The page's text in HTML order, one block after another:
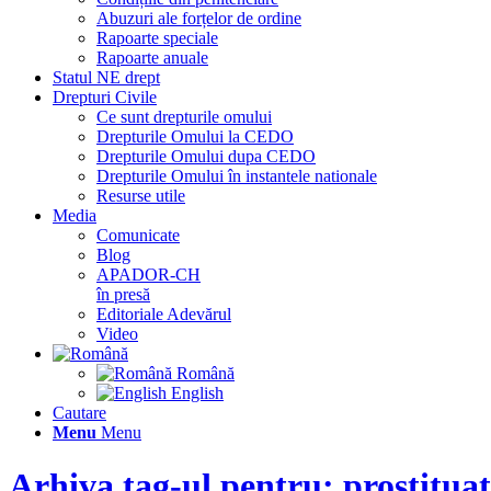
Abuzuri ale forțelor de ordine
Rapoarte speciale
Rapoarte anuale
Statul NE drept
Drepturi Civile
Ce sunt drepturile omului
Drepturile Omului la CEDO
Drepturile Omului dupa CEDO
Drepturile Omului în instantele nationale
Resurse utile
Media
Comunicate
Blog
APADOR-CH
în presă
Editoriale Adevărul
Video
Română
English
Cautare
Menu Menu